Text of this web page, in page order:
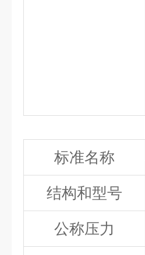
标准名称
结构和型号
公称压力